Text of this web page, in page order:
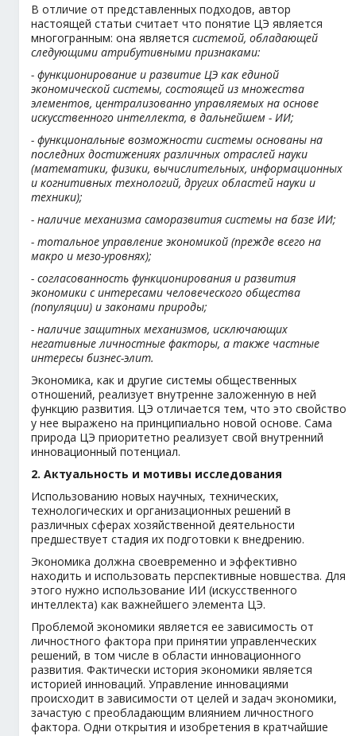
В отличие от представленных подходов, автор
настоящей статьи считает что понятие ЦЭ является
многогранным: она является системой, обладающей
следующими атрибутивными признаками:
- функционирование и развитие ЦЭ как единой
экономической системы, состоящей из множества
элементов, централизованно управляемых на основе
искусственного интеллекта, в дальнейшем - ИИ;
- функциональные возможности системы основаны на
последних достижениях различных отраслей науки
(математики, физики, вычислительных, информационных
и когнитивных технологий, других областей науки и
техники);
- наличие механизма саморазвития системы на базе ИИ;
- тотальное управление экономикой (прежде всего на
макро и мезо-уровнях);
- согласованность функционирования и развития
экономики с интересами человеческого общества
(популяции) и законами природы;
- наличие защитных механизмов, исключающих
негативные личностные факторы, а также частные
интересы бизнес-элит.
Экономика, как и другие системы общественных
отношений, реализует внутренне заложенную в ней
функцию развития. ЦЭ отличается тем, что это свойство
у нее выражено на принципиально новой основе. Сама
природа ЦЭ приоритетно реализует свой внутренний
инновационный потенциал.
2. Актуальность и мотивы исследования
Использованию новых научных, технических,
технологических и организационных решений в
различных сферах хозяйственной деятельности
предшествует стадия их подготовки к внедрению.
Экономика должна своевременно и эффективно
находить и использовать перспективные новшества. Для
этого нужно использование ИИ (искусственного
интеллекта) как важнейшего элемента ЦЭ.
Проблемой экономики является ее зависимость от
личностного фактора при принятии управленческих
решений, в том числе в области инновационного
развития. Фактически история экономики является
историей инноваций. Управление инновациями
происходит в зависимости от целей и задач экономики,
зачастую с преобладающим влиянием личностного
фактора. Одни открытия и изобретения в кратчайшие